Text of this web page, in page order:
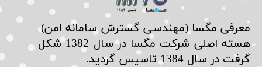
​معرفی مگسا (مهندسی گسترش سامانه امن)
هسته اصلی شرکت مگسا در سال 1382 شکل
گرفت در سال 1384 تاسیس گردید.